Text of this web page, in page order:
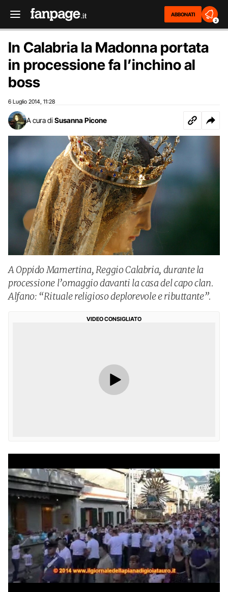
ABBONATI
2
In Calabria la Madonna portata
in processione fa l’inchino al
boss
6 Luglio 2014 11:28
A cura di Susanna Picone
A Oppido Mamertina, Reggio Calabria, durante la
processione l’omaggio davanti la casa del capo clan.
Alfano: “Rituale religioso deplorevole e ributtante”.
VIDEO CONSIGLIATO